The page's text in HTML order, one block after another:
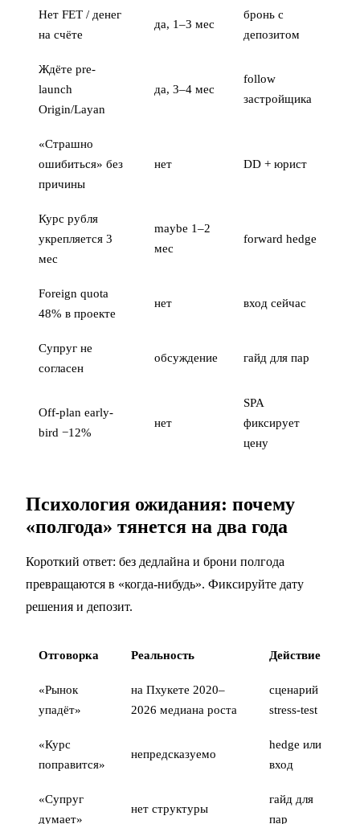
Нет FET / денег
на счёте
да, 1–3 мес
бронь с
депозитом
Ждёте pre-
launch
Origin/Layan
да, 3–4 мес
follow
застройщика
«Страшно
ошибиться» без
причины
нет DD + юрист
Курс рубля
укрепляется 3
мес
maybe 1–2
мес
forward hedge
Foreign quota
48% в проекте
нет вход сейчас
Супруг не
согласен
обсуждение гайд для пар
Off-plan early-
bird −12%
нет
SPA
фиксирует
цену
Психология ожидания: почему
«полгода» тянется на два года
Короткий ответ: без дедлайна и брони полгода
превращаются в «когда-нибудь». Фиксируйте дату
решения и депозит.
Отговорка Реальность Действие
«Рынок
упадёт»
на Пхукете 2020–
2026 медиана роста
сценарий
stress-test
«Курс
поправится»
непредсказуемо
hedge или
вход
«Супруг
думает»
нет структуры
гайд для
пар